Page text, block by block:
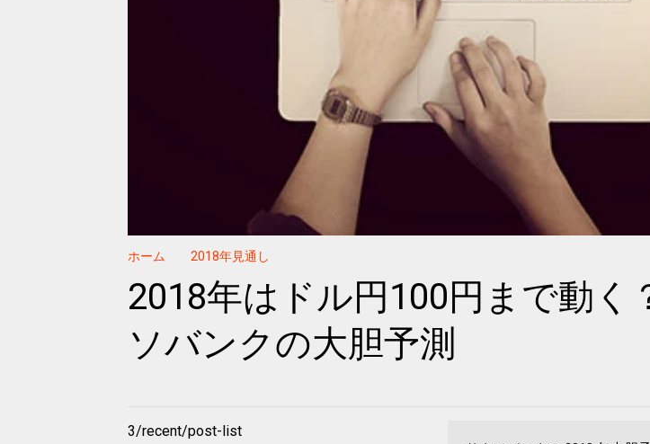
ホーム 2018年見通し
2018年はドル円100円まで動く
ソバンクの大胆予測
3/recent/post-list